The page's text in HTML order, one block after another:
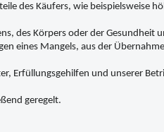
des Käufers, wie beispielsweise
des Körpers oder der
eines Mangels, aus der
Erfüllungsgehilfen und unserer
geregelt.